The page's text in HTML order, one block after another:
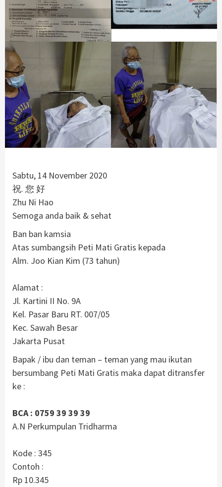
Sabtu, 14 November 2020
祝. 您 好
Zhu Ni Hao
Semoga anda baik & sehat
Ban ban kamsia
Atas sumbangsih Peti Mati Gratis kepada
Alm. Joo Kian Kim (73 tahun)
Alamat :
Jl. Kartini II No. 9A
Kel. Pasar Baru RT. 007/05
Kec. Sawah Besar
Jakarta Pusat
Bapak / ibu dan teman – teman yang mau ikutan
bersumbang Peti Mati Gratis maka dapat ditransfer
ke :
BCA : 0759 39 39 39
A.N Perkumpulan Tridharma
Kode : 345
Contoh :
Rp 10.345